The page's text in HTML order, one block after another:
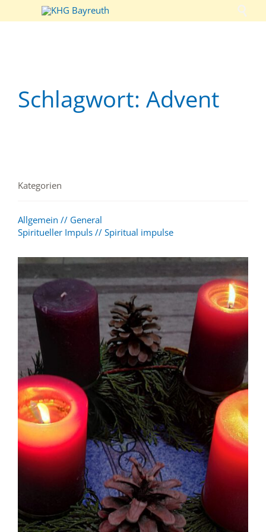

Schlagwort: Advent
Kategorien
Allgemein // General
Spiritueller Impuls // Spiritual impulse